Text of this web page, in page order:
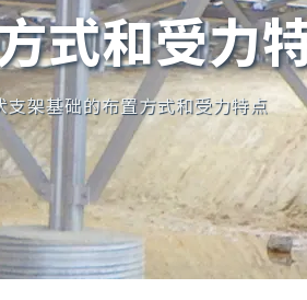
式和受力
支架基础的布置方式和受力特点